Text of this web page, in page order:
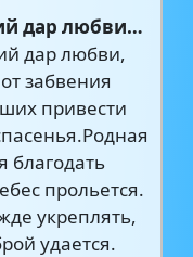
дар любви…
дар любви,
забвения
привести
благодать
прольется.
укреплять,
удается.